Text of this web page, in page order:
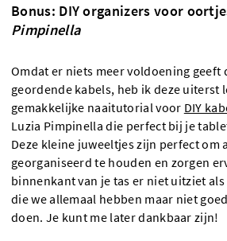
Bonus: DIY organizers voor
Pimpinella
Omdat er niets meer voldoening geeft
geordende kabels, heb ik deze uiterst
gemakkelijke naaitutorial voor DIY
Luzia Pimpinella die perfect bij je
Deze kleine juweeltjes zijn perfect om
georganiseerd te houden en zorgen
binnenkant van je tas er niet uitziet
die we allemaal hebben maar niet
doen. Je kunt me later dankbaar zijn!